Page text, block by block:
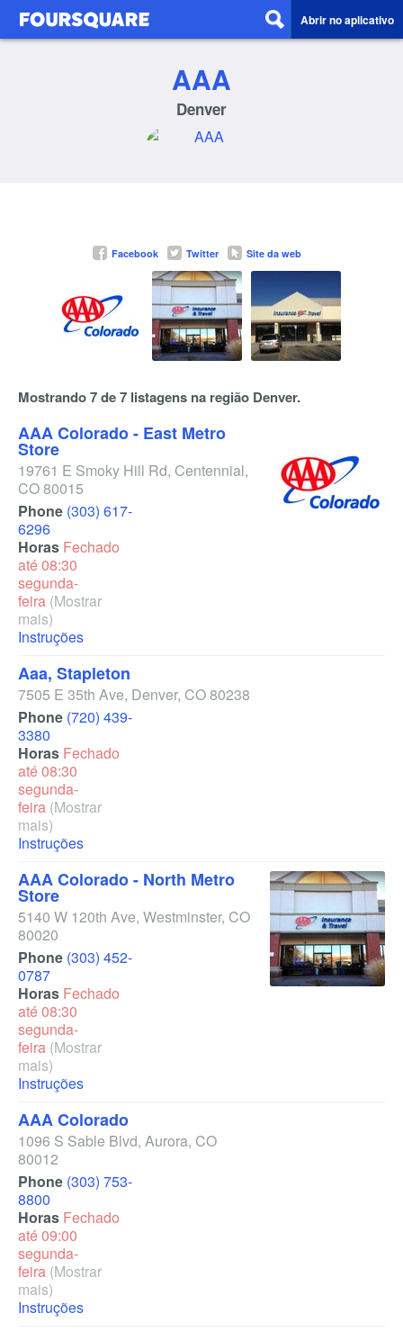
Abrir no aplicativo
AAA
Denver
Facebook Twitter Site da web
Mostrando 7 de 7 listagens na região Denver.
AAA Colorado - East Metro
Store
19761 E Smoky Hill Rd, Centennial,
CO80015
Phone (303) 617-
6296
Horas Fechado
até 08:30
segunda-
feira (Mostrar
mais)
Instruções
Aaa, Stapleton
7505 E 35th Ave, Denver, CO80238
Phone (720) 439-
3380
Horas Fechado
até 08:30
segunda-
feira (Mostrar
mais)
Instruções
AAA Colorado - North Metro
Store
5140 W 120th Ave, Westminster, CO
80020
Phone (303) 452-
0787
Horas Fechado
até 08:30
segunda-
feira (Mostrar
mais)
Instruções
AAA Colorado
1096 S Sable Blvd, Aurora, CO
80012
Phone (303) 753-
8800
Horas Fechado
até 09:00
segunda-
feira (Mostrar
mais)
Instruções